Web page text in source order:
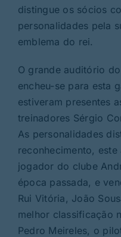
distingue os sócios
personalidades pela
emblema do rei.
O grande auditório
encheu-se para esta
estiveram presentes
treinadores Sérgio
As personalidades
reconhecimento,
jogador do clube
época passada, e
Rui Vitória, João
melhor classificação
Pedro Meireles, o